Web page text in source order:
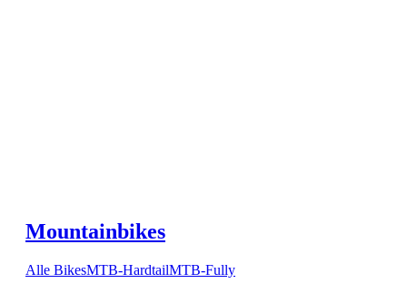
Mountainbikes
Alle BikesMTB-HardtailMTB-Fully